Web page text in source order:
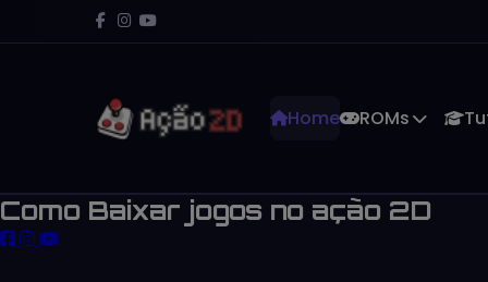
Home ROMs
Como Baixar jogos no ação 2D